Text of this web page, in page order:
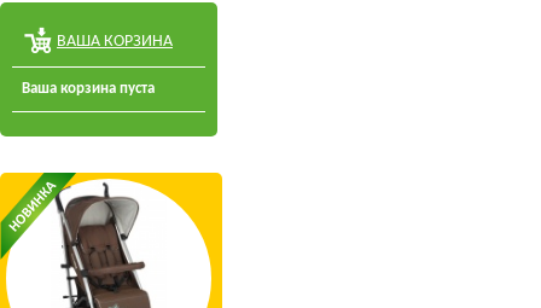
ВАША КОРЗИНА
Ваша корзина пуста